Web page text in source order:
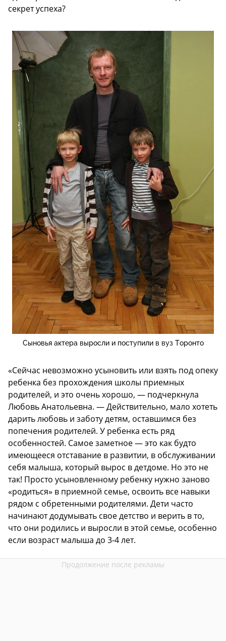
секрет успеха?
Сыновья актера выросли и поступили в вуз Торонто
«Сейчас невозможно усыновить или взять под опеку
ребенка без прохождения школы приемных
родителей, и это очень хорошо, — подчеркнула
Любовь Анатольевна. — Действительно, мало хотеть
дарить любовь и заботу детям, оставшимся без
попечения родителей. У ребенка есть ряд
особенностей. Самое заметное — это как будто
имеющееся отставание в развитии, в обслуживании
себя малыша, который вырос в детдоме. Но это не
так! Просто усыновленному ребенку нужно заново
«родиться» в приемной семье, освоить все навыки
рядом с обретенными родителями. Дети часто
начинают додумывать свое детство и верить в то,
что они родились и выросли в этой семье, особенно
если возраст малыша до 3-4 лет.